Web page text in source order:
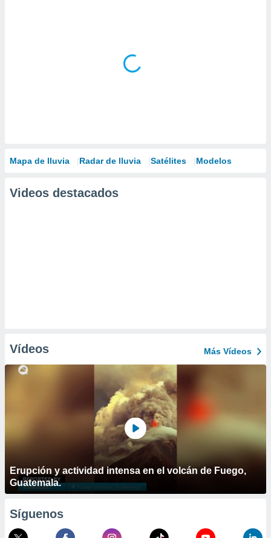
Mapa de lluvia Radar de lluvia Satélites Modelos
Videos destacados
Vídeos Más Vídeos
Erupción y actividad intensa en el volcán de Fuego,
Guatemala.
Síguenos